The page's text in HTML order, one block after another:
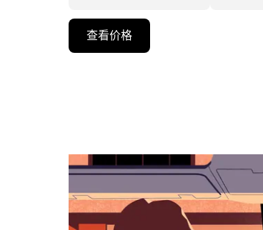
向
览
历
查看价格